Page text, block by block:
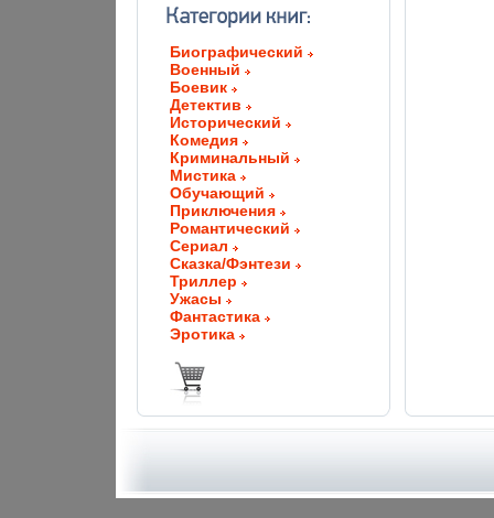
Биографический
Военный
Боевик
Детектив
Исторический
Комедия
Криминальный
Мистика
Обучающий
Приключения
Романтический
Сериал
Сказка/Фэнтези
Триллер
Ужасы
Фантастика
Эротика